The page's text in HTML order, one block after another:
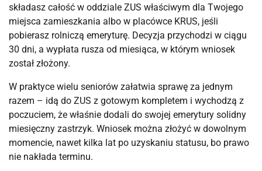
składasz całość w oddziale ZUS właściwym dla Twojego
miejsca zamieszkania albo w placówce KRUS, jeśli
pobierasz rolniczą emeryturę. Decyzja przychodzi w ciągu
30 dni, a wypłata rusza od miesiąca, w którym wniosek
został złożony.
W praktyce wielu seniorów załatwia sprawę za jednym
razem – idą do ZUS z gotowym kompletem i wychodzą z
poczuciem, że właśnie dodali do swojej emerytury solidny
miesięczny zastrzyk. Wniosek można złożyć w dowolnym
momencie, nawet kilka lat po uzyskaniu statusu, bo prawo
nie nakłada terminu.